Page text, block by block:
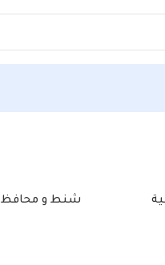
شنط و محافظ